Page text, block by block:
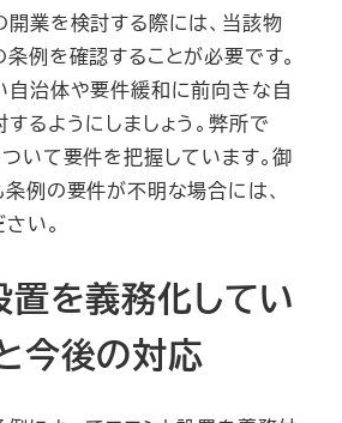
業を検討する際には、当該物
例を確認することが必要です。
自治体や要件緩和に前向きな自
るようにしましょう。弊所で
いて要件を把握しています。御
例の要件が不明な場合には、
い。
置を義務化してい
今後の対応